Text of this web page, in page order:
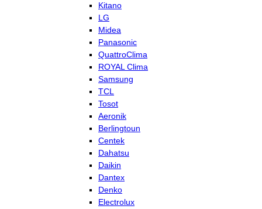
Kitano
LG
Midea
Panasonic
QuattroClima
ROYAL Clima
Samsung
TCL
Tosot
Aeronik
Berlingtoun
Centek
Dahatsu
Daikin
Dantex
Denko
Electrolux